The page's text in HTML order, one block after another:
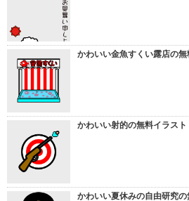
かわいい金魚すくい露店の
かわいい射的の無料イラス
かわいい夏休みの自由研究